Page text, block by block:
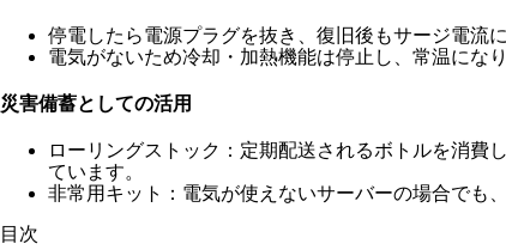
停電したら電源プラグを抜き、復旧後もサージ電流
電気がないため冷却・加熱機能は停止し、常温になり
災害備蓄としての活用
ローリングストック：定期配送されるボトルを消費
ています。
非常用キット：電気が使えないサーバーの場合でも
目次